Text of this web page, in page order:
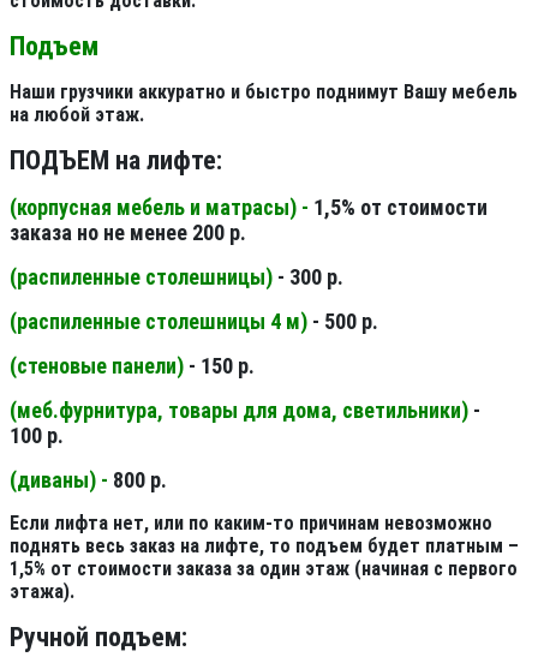
Подъем
Наши грузчики аккуратно и быстро поднимут Вашу мебель
на любой этаж.
ПОДЪЕМ на лифте:
(корпусная мебель и матрасы) - 1,5% от стоимости
заказа но не менее 200 р.
(распиленные столешницы) - 300 р.
(распиленные столешницы 4 м) - 500 р.
(стеновые панели) - 150 р.
(меб.фурнитура, товары для дома, светильники) -
100 р.
(диваны) - 800 р.
Если лифта нет, или по каким-то причинам невозможно
поднять весь заказ на лифте, то подъем будет платным –
1,5% от стоимости заказа за один этаж (начиная с первого
этажа).
Ручной подъем: